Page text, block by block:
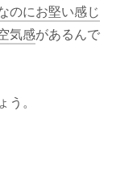
のにお堅い感じ
気感があるんで
う。